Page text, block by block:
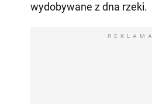
wydobywane z dna rzeki.
REKLAMA